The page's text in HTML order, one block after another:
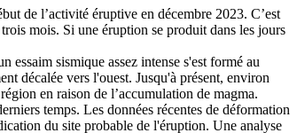
de l’activité éruptive en décembre 2023. C’est
mois. Si une éruption se produit dans les jours
sismique assez intense s'est formé au
décalée vers l'ouest. Jusqu'à présent, environ
en raison de l’accumulation de magma.
temps. Les données récentes de déformation
du site probable de l'éruption. Une analyse